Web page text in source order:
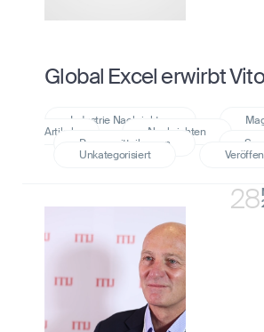
Global Excel erwirbt
28